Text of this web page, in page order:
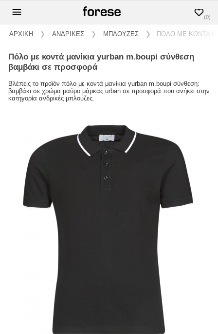
(0)
ΑΡΧΙΚΗ ❯ ΑΝΔΡΙΚΕΣ ❯ ΜΠΛΟΥΖΕΣ ❯ ΠΟΛΟ ΜΕ ΚΟΝΤΑ
πόλο με κοντά μανίκια yurban m.boupi σύνθεση
βαμβάκι σε προσφορά
Βλέπεις το προϊόν πόλο με κοντά μανίκια yurban m.boupi σύνθεση:
βαμβάκι σε χρώμα μαύρο μάρκας urban σε προσφορά που ανήκει στην
κατηγορία ανδρικές μπλούζες.